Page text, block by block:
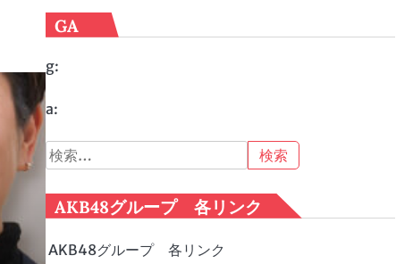
GA
g:
a:
検
索:
AKB48グループ 各リンク
AKB48グループ 各リンク